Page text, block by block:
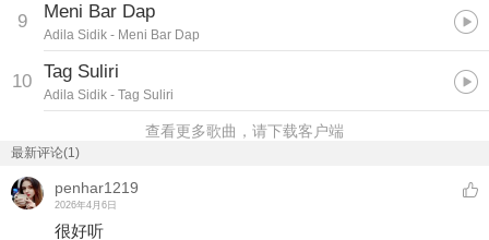
9 Meni Bar Dap
Adila Sidik - Meni Bar Dap
10 Tag Suliri
Adila Sidik - Tag Suliri
查看更多歌曲，请下载客户端
最新评论(1)
penhar1219
2026年4月6日
很好听